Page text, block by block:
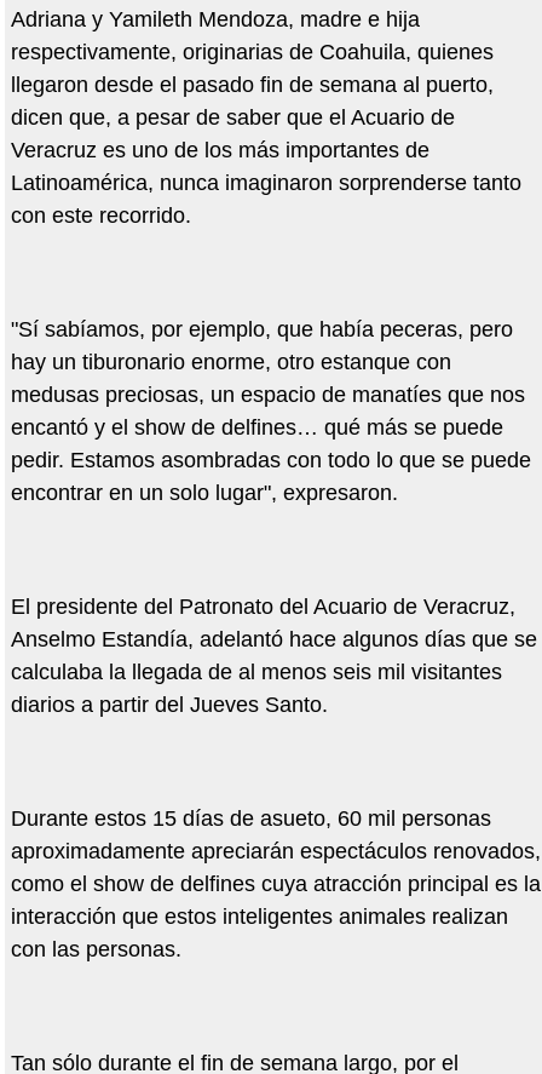
Adriana y Yamileth Mendoza, madre e hija
respectivamente, originarias de Coahuila, quienes
llegaron desde el pasado fin de semana al puerto,
dicen que, a pesar de saber que el Acuario de
Veracruz es uno de los más importantes de
Latinoamérica, nunca imaginaron sorprenderse tanto
con este recorrido.
"Sí sabíamos, por ejemplo, que había peceras, pero
hay un tiburonario enorme, otro estanque con
medusas preciosas, un espacio de manatíes que nos
encantó y el show de delfines… qué más se puede
pedir. Estamos asombradas con todo lo que se puede
encontrar en un solo lugar", expresaron.
El presidente del Patronato del Acuario de Veracruz,
Anselmo Estandía, adelantó hace algunos días que se
calculaba la llegada de al menos seis mil visitantes
diarios a partir del Jueves Santo.
Durante estos 15 días de asueto, 60 mil personas
aproximadamente apreciarán espectáculos renovados,
como el show de delfines cuya atracción principal es la
interacción que estos inteligentes animales realizan
con las personas.
Tan sólo durante el fin de semana largo, por el